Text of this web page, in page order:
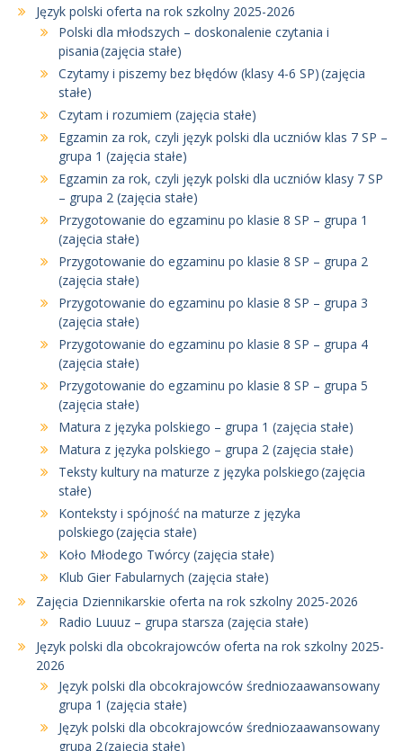
Język polski oferta na rok szkolny 2025-2026
Polski dla młodszych – doskonalenie czytania i
pisania (zajęcia stałe)
Czytamy i piszemy bez błędów (klasy 4-6 SP) (zajęcia
stałe)
Czytam i rozumiem (zajęcia stałe)
Egzamin za rok, czyli język polski dla uczniów klas 7 SP –
grupa 1 (zajęcia stałe)
Egzamin za rok, czyli język polski dla uczniów klasy 7 SP
– grupa 2 (zajęcia stałe)
Przygotowanie do egzaminu po klasie 8 SP – grupa 1
(zajęcia stałe)
Przygotowanie do egzaminu po klasie 8 SP – grupa 2
(zajęcia stałe)
Przygotowanie do egzaminu po klasie 8 SP – grupa 3
(zajęcia stałe)
Przygotowanie do egzaminu po klasie 8 SP – grupa 4
(zajęcia stałe)
Przygotowanie do egzaminu po klasie 8 SP – grupa 5
(zajęcia stałe)
Matura z języka polskiego – grupa 1 (zajęcia stałe)
Matura z języka polskiego – grupa 2 (zajęcia stałe)
Teksty kultury na maturze z języka polskiego (zajęcia
stałe)
Konteksty i spójność na maturze z języka
polskiego (zajęcia stałe)
Koło Młodego Twórcy (zajęcia stałe)
Klub Gier Fabularnych (zajęcia stałe)
Zajęcia Dziennikarskie oferta na rok szkolny 2025-2026
Radio Luuuz – grupa starsza (zajęcia stałe)
Język polski dla obcokrajowców oferta na rok szkolny 2025-
2026
Język polski dla obcokrajowców średniozaawansowany
grupa 1 (zajęcia stałe)
Język polski dla obcokrajowców średniozaawansowany
grupa 2 (zajęcia stałe)